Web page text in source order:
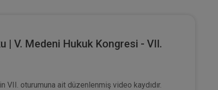
| V. Medeni Hukuk Kongresi - VII.
VII. oturumuna ait düzenlenmiş video kaydıdır.